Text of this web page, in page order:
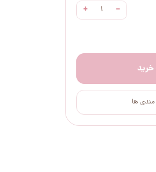
−
+
مندی ها